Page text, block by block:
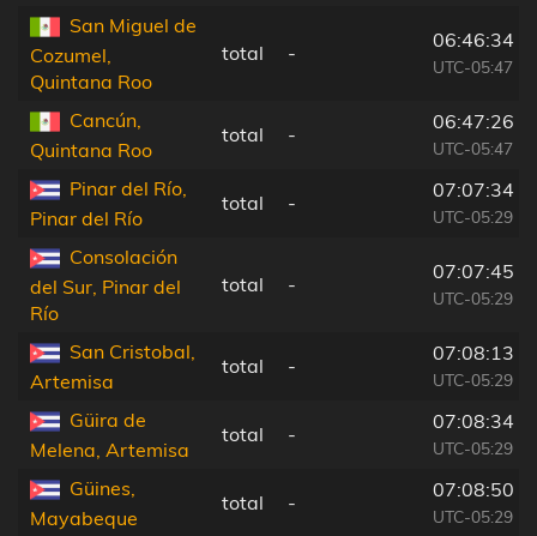
San Miguel de
Cozumel,
Quintana Roo
total -
06:46:34
UTC-05:47
Cancún,
Quintana Roo
total -
06:47:26
UTC-05:47
Pinar del Río,
Pinar del Río
total -
07:07:34
UTC-05:29
Consolación
del Sur, Pinar del
Río
total -
07:07:45
UTC-05:29
San Cristobal,
Artemisa
total -
07:08:13
UTC-05:29
Güira de
Melena, Artemisa
total -
07:08:34
UTC-05:29
Güines,
Mayabeque
total -
07:08:50
UTC-05:29